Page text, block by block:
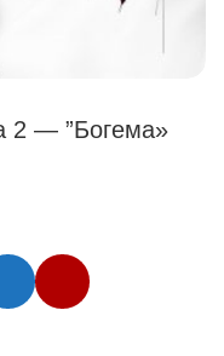
2 — ”Богема»